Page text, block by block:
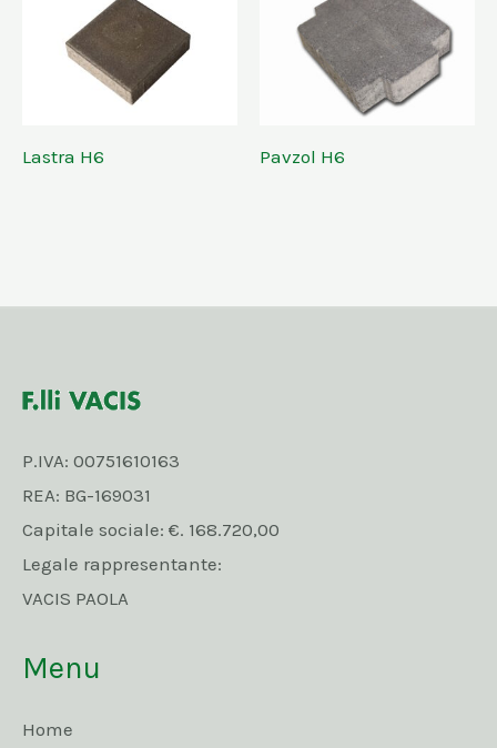
Lastra H6 Pavzol H6
P.IVA: 00751610163
REA: BG-169031
Capitale sociale: €. 168.720,00
Legale rappresentante:
VACIS PAOLA
Menu
Home